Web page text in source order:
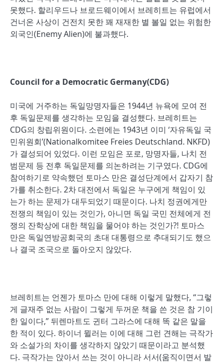
못했다. 할리우드나 브로드웨이에서 브레히트는 유럽에서
건너온 사상이 건전치 못한 꽤 재재한 별 볼일 없는 위험한
외국인(Enemy Alien)에 불과했다.
Council for a Democratic Germany(CDG)
미국에 거주하는 독일망명자들은 1944년 뉴욕에 모여 전
후 독일문제를 생각하는 모임을 결성했다. 브레히트는
CDG의 창립위원이다. 소련에는 1943년 이미 ‘자유독일 국
민위원회’(Nationalkomitee Freies Deutschland. NKFD)
가 결성되어 있었다. 이런 모임은 포로, 망명자들, 나치 전
범문제 등 전후 독일문제를 의논하려는 기구였다. CDG에
참여하기로 약속했던 토마스 만은 결성단계에서 갑자기 참
가를 취소한다. 2차 대전에서 독일은 누구에게 책임이 있
는가 하는 문제가 대두되었기 때문이다. 나치 정권에게만
전쟁의 책임이 있는 것인가, 아니면 독일 국민 전체에게 전
쟁의 잔학상에 대한 책임을 물어야 하는 것인가?! 토마스
만은 독일연방공회국의 초대 대통령으로 추대되기도 했으
나 결국 조국으로 돌아오지 않았다.
브레히트는 언젠가 토마스 만에 대해 이렇게 말했다, “그렇
게 글재주 없는 사람이 그렇게 두꺼운 책을 쓴 것은 참 기이
한 일이다,” 뒤렌마트도 귄터 그라스에 대해 똑 같은 말을
한 적이 있다. 하이너 뮐러는 이에 대해 그런 견해는 극작가
와 소설가의 차이를 생각하지 않았기 때문이라고 분석했
다. 극작가는 앉아서 쓰는 것이 아니라 서서(움직이면서 발